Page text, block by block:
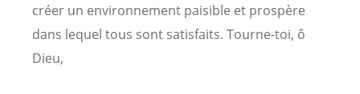
créer un environnement paisible et prospère
dans lequel tous sont satisfaits. Tourne-toi, ô
Dieu,